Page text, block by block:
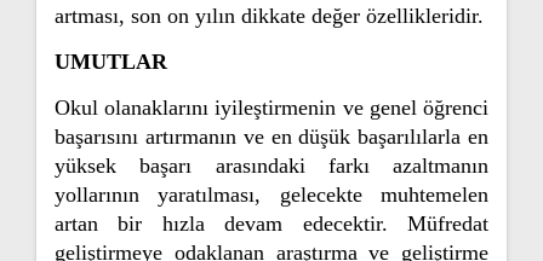
artması, son on yılın dikkate değer özellikleridir.
UMUTLAR
Okul olanaklarını iyileştirmenin ve genel öğrenci
başarısını artırmanın ve en düşük başarılılarla en
yüksek başarı arasındaki farkı azaltmanın
yollarının yaratılması, gelecekte muhtemelen
artan bir hızla devam edecektir. Müfredat
geliştirmeye odaklanan araştırma ve geliştirme